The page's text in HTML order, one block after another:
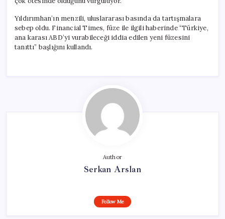
Yıldırımhan’ın menzili, uluslararası basında da tartışmalara
sebep oldu. Financial Times, füze ile ilgili haberinde “Türkiye,
ana karası ABD’yi vurabileceği iddia edilen yeni füzesini
tanıttı” başlığını kullandı.
Author
Serkan Arslan
Follow Me